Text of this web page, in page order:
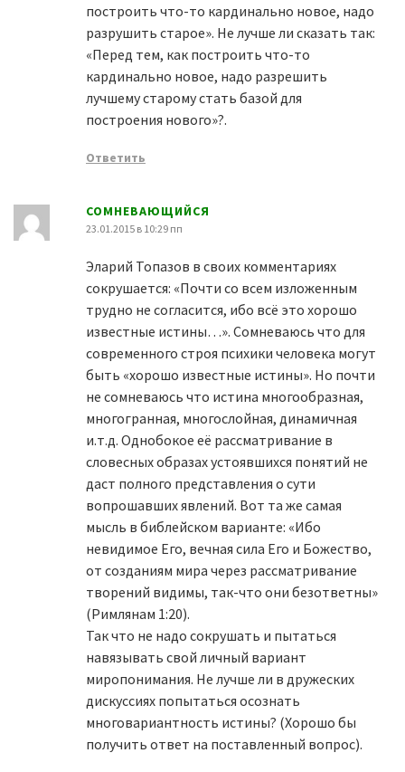
построить что-то кардинально новое, надо
разрушить старое». Не лучше ли сказать так:
«Перед тем, как построить что-то
кардинально новое, надо разрешить
лучшему старому стать базой для
построения нового»?.
Ответить
СОМНЕВАЮЩИЙСЯ
23.01.2015 в 10:29 пп
Эларий Топазов в своих комментариях
сокрушается: «Почти со всем изложенным
трудно не согласится, ибо всё это хорошо
известные истины…». Сомневаюсь что для
современного строя психики человека могут
быть «хорошо известные истины». Но почти
не сомневаюсь что истина многообразная,
многогранная, многослойная, динамичная
и.т.д. Однобокое её рассматривание в
словесных образах устоявшихся понятий не
даст полного представления о сути
вопрошавших явлений. Вот та же самая
мысль в библейском варианте: «Ибо
невидимое Его, вечная сила Его и Божество,
от созданиям мира через рассматривание
творений видимы, так-что они безответны»
(Римлянам 1:20).
Так что не надо сокрушать и пытаться
навязывать свой личный вариант
миропонимания. Не лучше ли в дружеских
дискуссиях попытаться осознать
многовариантность истины? (Хорошо бы
получить ответ на поставленный вопрос).